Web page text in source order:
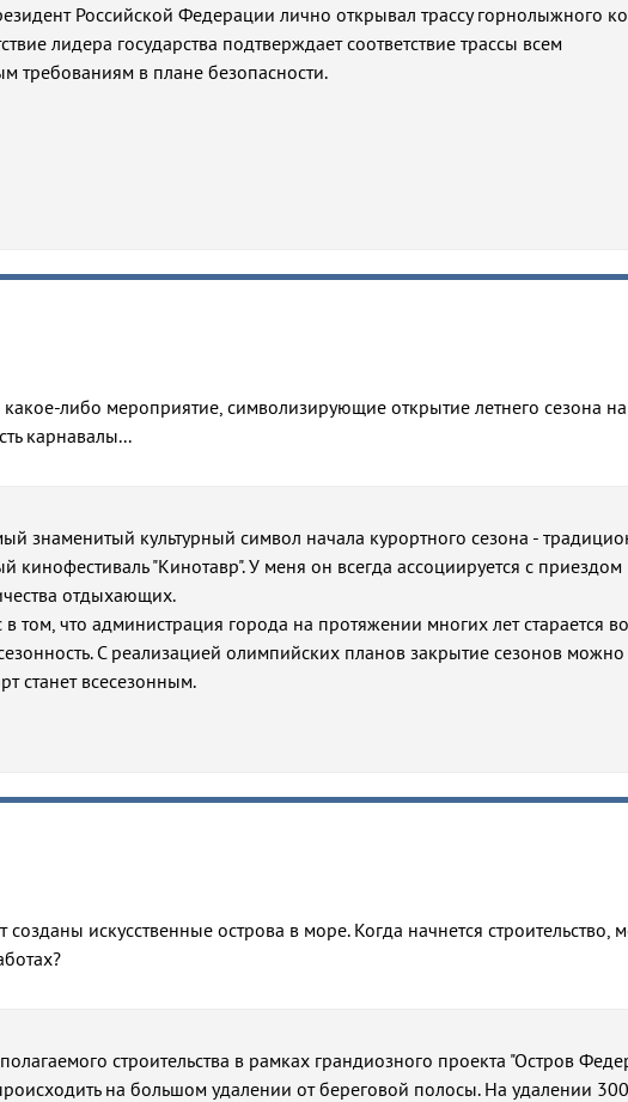
Российской Федерации лично открывал трассу горнолыжного
лидера государства подтверждает соответствие трассы всем
требованиям в плане безопасности.
какое-либо мероприятие, символизирующие открытие летнего сезона
карнавалы...
знаменитый культурный символ начала курортного сезона -
кинофестиваль "Кинотавр". У меня он всегда ассоциируется с приездом
отдыхающих.
том, что администрация города на протяжении многих лет старается
С реализацией олимпийских планов закрытие сезонов можно
станет всесезонным.
созданы искусственные острова в море. Когда начнется строительство,
строительства в рамках грандиозного проекта "Остров
на большом удалении от береговой полосы. На удалении